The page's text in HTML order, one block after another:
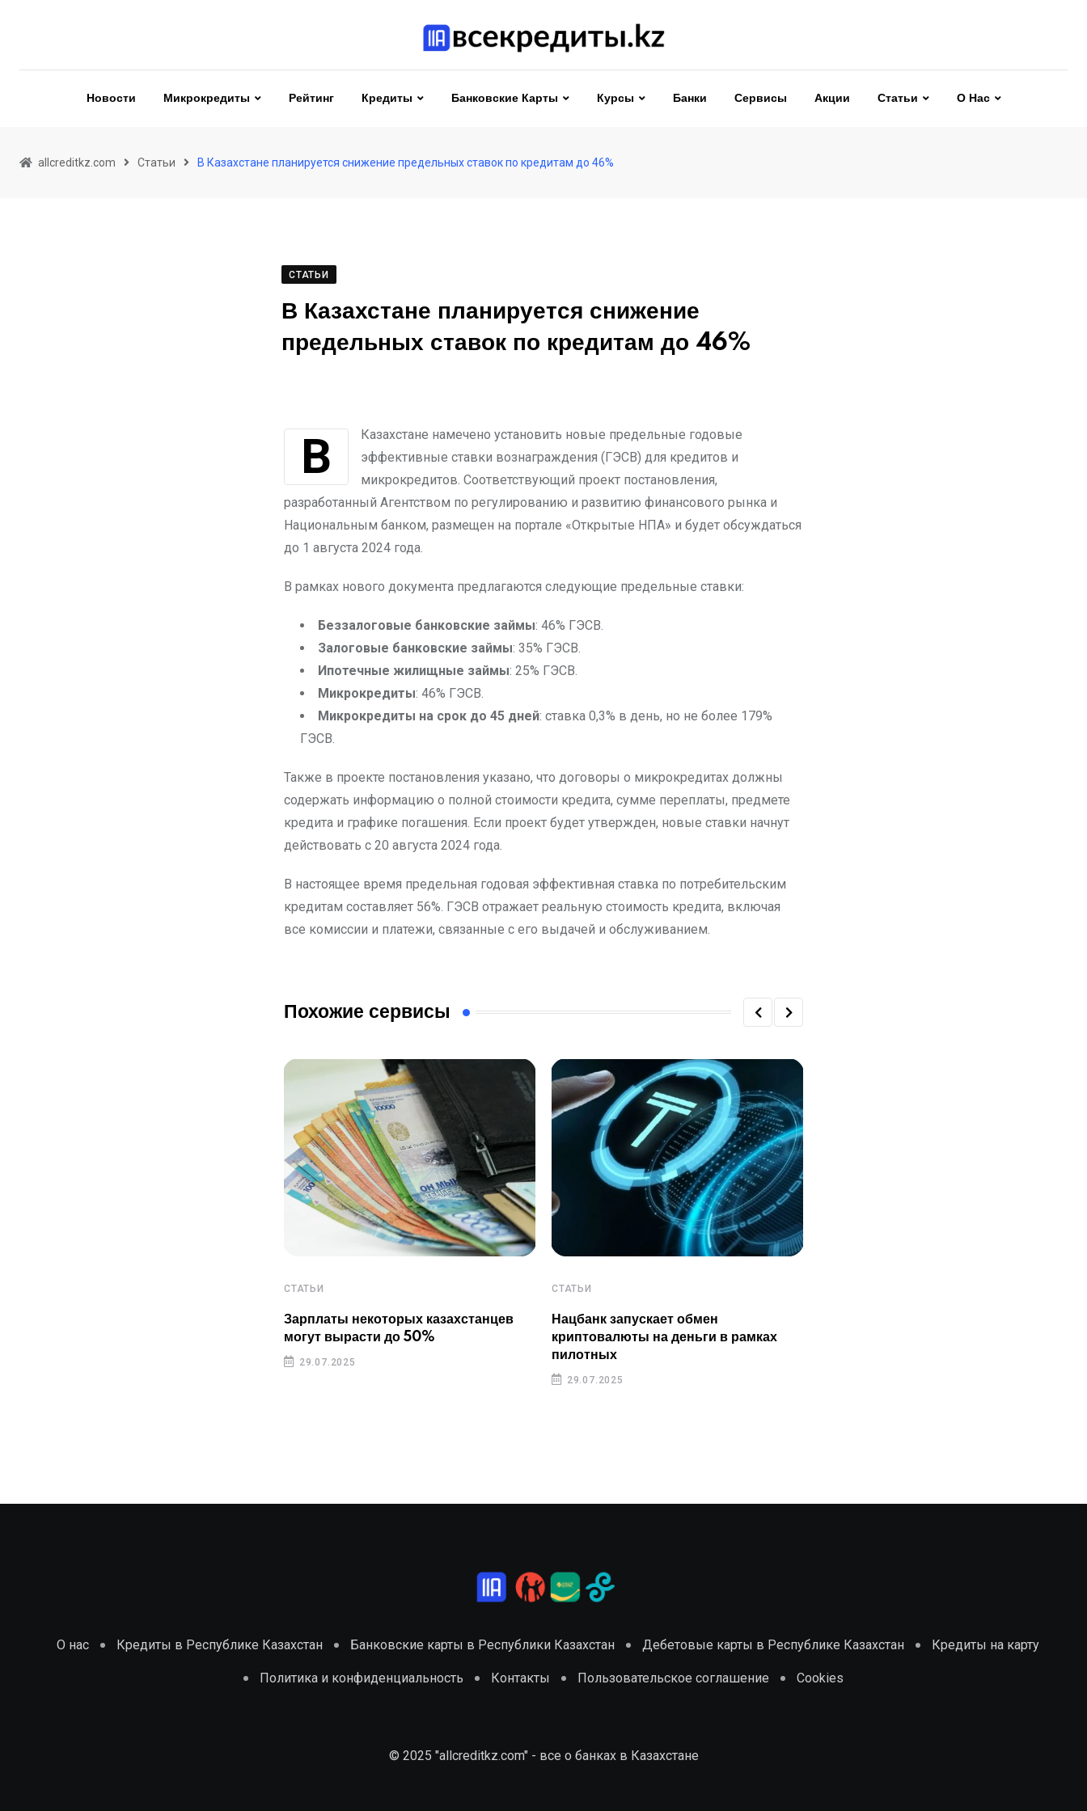
Новости Микрокредиты Рейтинг Кредиты Банковские Карты Курсы Банки Сервисы Акции Статьи О Нас
allcreditkz.com Статьи В Казахстане планируется снижение предельных ставок по кредитам до 46%
СТАТЬИ
В Казахстане планируется снижение
предельных ставок по кредитам до 46%
В Казахстане намечено установить новые предельные годовые
эффективные ставки вознаграждения (ГЭСВ) для кредитов и
микрокредитов. Соответствующий проект постановления,
разработанный Агентством по регулированию и развитию финансового рынка и
Национальным банком, размещен на портале «Открытые НПА» и будет обсуждаться
до 1 августа 2024 года.
В рамках нового документа предлагаются следующие предельные ставки:
Беззалоговые банковские займы: 46% ГЭСВ.
Залоговые банковские займы: 35% ГЭСВ.
Ипотечные жилищные займы: 25% ГЭСВ.
Микрокредиты: 46% ГЭСВ.
Микрокредиты на срок до 45 дней: ставка 0,3% в день, но не более 179%
ГЭСВ.
Также в проекте постановления указано, что договоры о микрокредитах должны
содержать информацию о полной стоимости кредита, сумме переплаты, предмете
кредита и графике погашения. Если проект будет утвержден, новые ставки начнут
действовать с 20 августа 2024 года.
В настоящее время предельная годовая эффективная ставка по потребительским
кредитам составляет 56%. ГЭСВ отражает реальную стоимость кредита, включая
все комиссии и платежи, связанные с его выдачей и обслуживанием.
Похожие сервисы
СТАТЬИ
Зарплаты некоторых казахстанцев
могут вырасти до 50%
29.07.2025
СТАТЬИ
Нацбанк запускает обмен
криптовалюты на деньги в рамках
пилотных
29.07.2025
О нас Кредиты в Республике Казахстан Банковские карты в Республики Казахстан Дебетовые карты в Республике Казахстан Кредиты на карту
Политика и конфиденциальность Контакты Пользовательское соглашение Cookies
© 2025 "allcreditkz.com" - все о банках в Казахстане